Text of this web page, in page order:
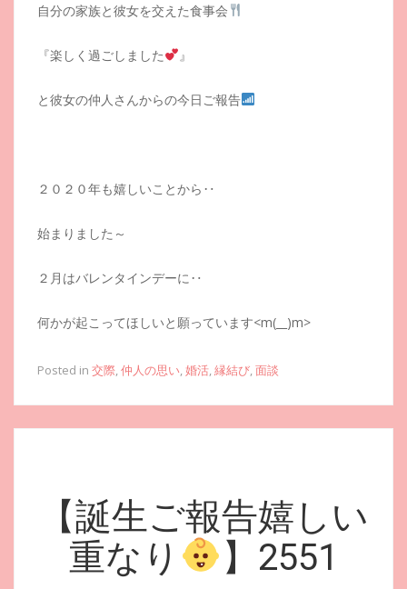
自分の家族と彼女を交えた食事会
『楽しく過ごしました 』
と彼女の仲人さんからの今日ご報告
２０２０年も嬉しいことから‥
始まりました～
２月はバレンタインデーに‥
何かが起こってほしいと願っています<m(__)m>
Posted in 交際 仲人の思い 婚活 縁結び 面談
【誕生ご報告嬉しい
重なり
】2551